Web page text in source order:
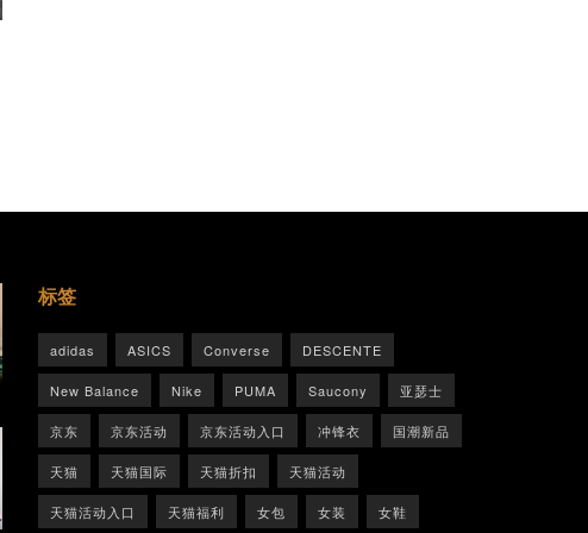
标签
adidas ASICS Converse DESCENTE
New Balance Nike PUMA Saucony 亚瑟士
京东 京东活动 京东活动入口 冲锋衣 国潮新品
天猫 天猫国际 天猫折扣 天猫活动
天猫活动入口 天猫福利 女包 女装 女鞋